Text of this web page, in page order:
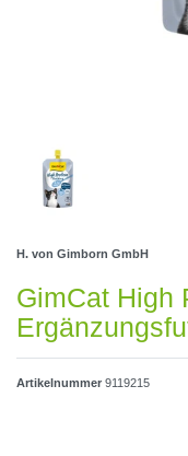
H. von Gimborn GmbH
GimCat High
Artikelnummer 9119215